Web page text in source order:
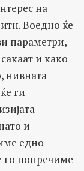
на
Воедно ќе
параметри,
и како
нивната
ги
и
едно
го попречиме